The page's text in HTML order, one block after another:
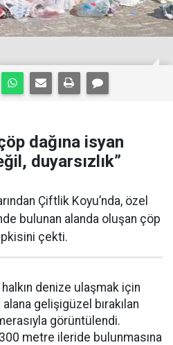
dağına isyan
duyarsızlık”
Çiftlik Koyu’nda, özel
bulunan alanda oluşan çöp
çekti.
denize ulaşmak için
gelişigüzel bırakılan
görüntülendi.
metre ileride bulunmasına